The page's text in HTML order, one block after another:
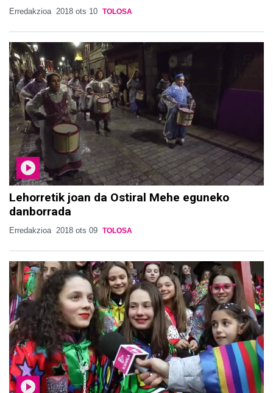
Erredakzioa 2018 ots 10 TOLOSA
Lehorretik joan da Ostiral Mehe eguneko
danborrada
Erredakzioa 2018 ots 09 TOLOSA